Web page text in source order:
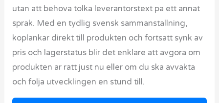
utan att behova tolka leverantorstext pa ett annat
sprak. Med en tydlig svensk sammanstallning,
koplankar direkt till produkten och fortsatt synk av
pris och lagerstatus blir det enklare att avgora om
produkten ar ratt just nu eller om du ska avvakta
och folja utvecklingen en stund till.